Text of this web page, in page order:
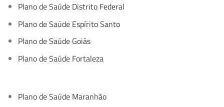
Plano de Saúde Distrito Federal
Plano de Saúde Espírito Santo
Plano de Saúde Goiás
Plano de Saúde Fortaleza
Plano de Saúde Maranhão